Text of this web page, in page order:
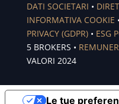
DATI SOCIETARI •
INFORMATIVA COOKIE •
PRIVACY (GDPR)• ESG
5 BROKERS •
VALORI 2024
Le tue